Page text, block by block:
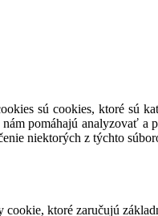
sú cookies, ktoré sú
pomáhajú analyzovať
niektorých z týchto
ktoré zaručujú